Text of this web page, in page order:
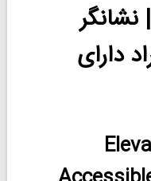
نشانگر
دارای